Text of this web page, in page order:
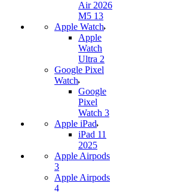
Air 2026
M5 13
Apple Watch
Apple
Watch
Ultra 2
Google Pixel
Watch
Google
Pixel
Watch 3
Apple iPad
iPad 11
2025
Apple Airpods
3
Apple Airpods
4